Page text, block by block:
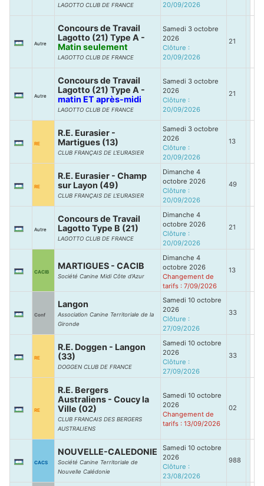
LAGOTTO CLUB DE FRANCE
20/09/2026
Autre
Concours de Travail
Lagotto (21) Type A -
Matin seulement
LAGOTTO CLUB DE FRANCE
Samedi 3 octobre
2026
Clôture :
20/09/2026
21
Autre
Concours de Travail
Lagotto (21) Type A -
matin ET après-midi
LAGOTTO CLUB DE FRANCE
Samedi 3 octobre
2026
Clôture :
20/09/2026
21
RE
R.E. Eurasier -
Martigues (13)
CLUB FRANÇAIS DE L'EURASIER
Samedi 3 octobre
2026
Clôture :
20/09/2026
13
RE
R.E. Eurasier - Champ
sur Layon (49)
CLUB FRANÇAIS DE L'EURASIER
Dimanche 4
octobre 2026
Clôture :
20/09/2026
49
Autre
Concours de Travail
Lagotto Type B (21)
LAGOTTO CLUB DE FRANCE
Dimanche 4
octobre 2026
Clôture :
20/09/2026
21
CACIB
MARTIGUES - CACIB
Société Canine Midi Côte d'Azur
Dimanche 4
octobre 2026
Changement de
tarifs : 7/09/2026
13
Conf
Langon
Association Canine Territoriale de la
Gironde
Samedi 10 octobre
2026
Clôture :
27/09/2026
33
RE
R.E. Doggen - Langon
(33)
DOGGEN CLUB DE FRANCE
Samedi 10 octobre
2026
Clôture :
27/09/2026
33
RE
R.E. Bergers
Australiens - Coucy la
Ville (02)
CLUB FRANCAIS DES BERGERS
AUSTRALIENS
Samedi 10 octobre
2026
Changement de
tarifs : 13/09/2026
02
CACS
NOUVELLE-CALEDONIE
Société Canine Territoriale de
Nouvelle Calédonie
Samedi 10 octobre
2026
Clôture :
23/08/2026
988